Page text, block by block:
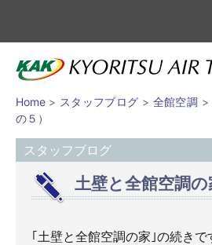
Home > スタッフブログ > 全館空調 >
の５）
スタッフブログ
土壁と全館空調の
｢土壁と全館空調の家｣の続きで